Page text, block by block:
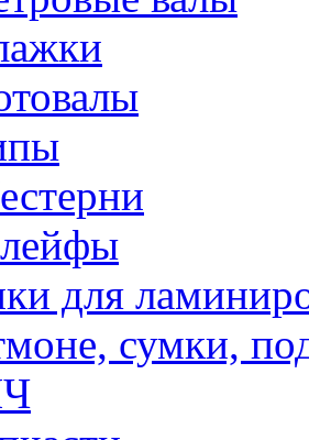
для
сумки,